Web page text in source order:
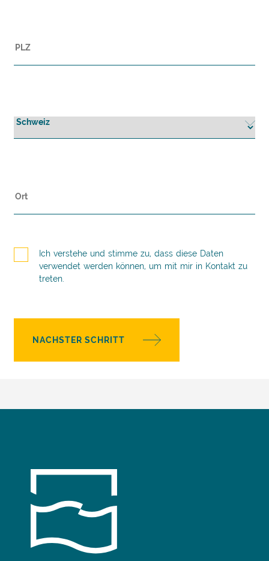
Ich verstehe und stimme zu, dass diese Daten
verwendet werden können, um mit mir in Kontakt zu
treten.